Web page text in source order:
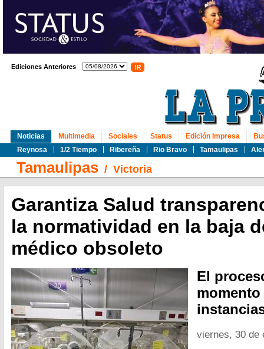
Ediciones Anteriores
Noticias
Reynosa
1/2 Tiempo Ribereña Rio Bravo Tamaulipas
Multimedia Sociales Status Edición Impresa
Tamaulipas / Victoria
Garantiza Salud
la normatividad en la baja
médico obsoleto
El
viernes, 30 de